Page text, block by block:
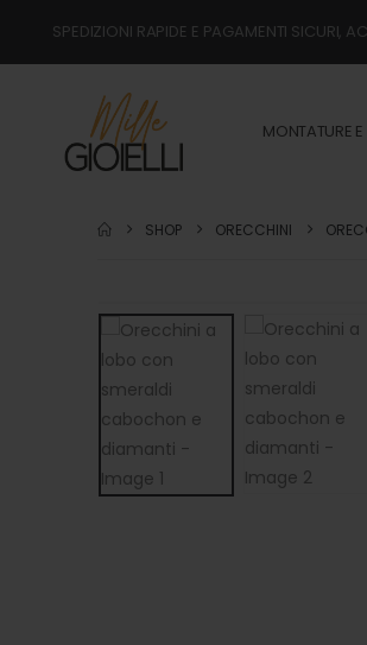
SPEDIZIONI RAPIDE E PAGAMENTI SICURI,
MONTATURE
SHOP ORECCHINI